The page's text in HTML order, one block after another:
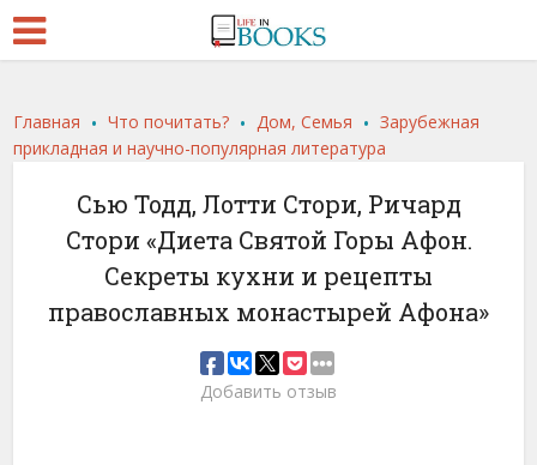
Главная .Что почитать? . Дом, Семья .Зарубежная
прикладная и научно-популярная литература
Сью Тодд, Лотти Стори, Ричард
Стори «Диета Святой Горы Афон.
Секреты кухни и рецепты
православных монастырей Афона»
Добавить отзыв